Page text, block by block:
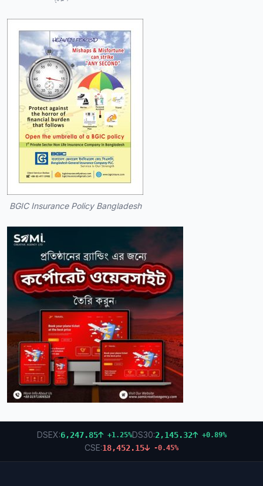
BGIC Insurance Policy Bangladesh
DSEX:6,247.85 +1.25%DS30:2,145.32 +0.89%
CSE:18,452.15 -0.45%